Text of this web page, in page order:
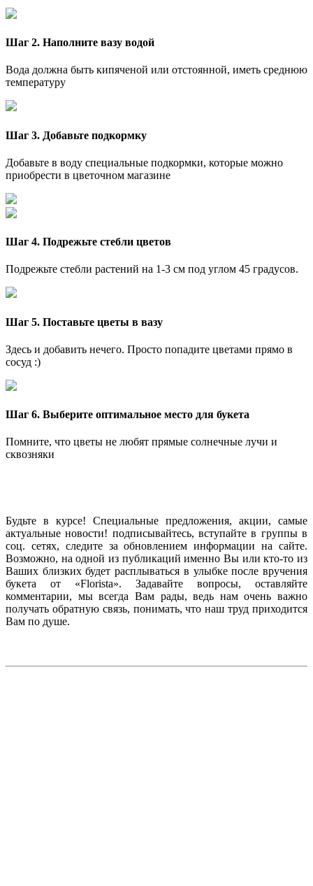
Шаг 2. Наполните вазу водой
Вода должна быть кипяченой или отстоянной, иметь среднюю
температуру
Шаг 3. Добавьте подкормку
Добавьте в воду специальные подкормки, которые можно
приобрести в цветочном магазине
Шаг 4. Подрежьте стебли цветов
Подрежьте стебли растений на 1-3 см под углом 45 градусов.
Шаг 5. Поставьте цветы в вазу
Здесь и добавить нечего. Просто попадите цветами прямо в
сосуд :)
Шаг 6. Выберите оптимальное место для букета
Помните, что цветы не любят прямые солнечные лучи и
сквозняки
Будьте в курсе! Специальные предложения, акции, самые
актуальные новости! подписывайтесь, вступайте в группы в
соц. сетях, следите за обновлением информации на сайте.
Возможно, на одной из публикаций именно Вы или кто-то из
Ваших близких будет расплываться в улыбке после вручения
букета от «Florista». Задавайте вопросы, оставляйте
комментарии, мы всегда Вам рады, ведь нам очень важно
получать обратную связь, понимать, что наш труд приходится
Вам по душе.